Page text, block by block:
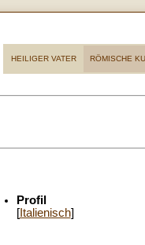
HEILIGER VATER RÖMISCHE
Profil
[Italienisch]